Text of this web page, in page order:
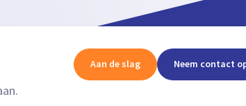
Aan de slag Neem contact